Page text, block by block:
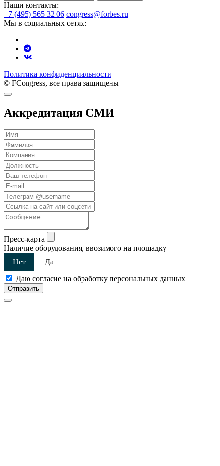
Наши контакты:
+7 (495) 565 32 06 congress@forbes.ru
Мы в социальных сетях:
Политика конфиденциальности
© FCongress, все права защищены
Аккредитация СМИ
Пресс-карта
Наличие оборудования, ввозимого на площадку
Нет
Да
Даю согласие на обработку персональных данных
Отправить